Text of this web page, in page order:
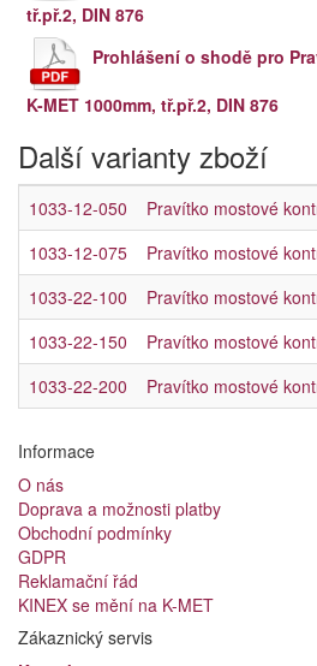
tř.př.2, DIN 876
Prohlášení o shodě pro
K-MET 1000mm, tř.př.2, DIN 876
Další varianty zboží
1033-12-050
Pravítko mostové
1033-12-075
Pravítko mostové
1033-22-100
Pravítko mostové
1033-22-150
Pravítko mostové
1033-22-200
Pravítko mostové
Informace
O nás
Doprava a možnosti platby
Obchodní podmínky
GDPR
Reklamační řád
KINEX se mění na K-MET
Zákaznický servis